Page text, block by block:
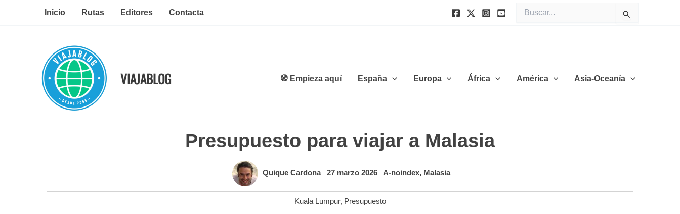
Inicio Rutas Editores Contacta
por:
VIAJABLOG 🧭 Empieza aquí España Europa África América Asia-Oceanía
Presupuesto para viajar a Malasia
Quique Cardona 27 marzo 2026 A-noindex, Malasia
Kuala Lumpur, Presupuesto